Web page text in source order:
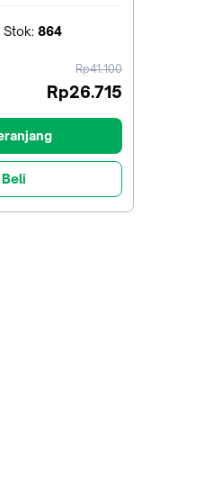
Stok: 864
harga
sebelum
Rp41.100
Rp26.715
Beli